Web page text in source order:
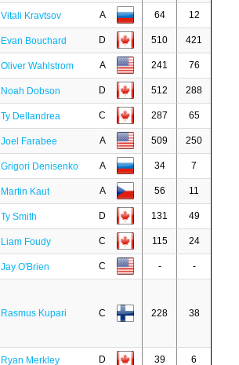
Vitali Kravtsov A 64 12
Evan Bouchard D 510 421
Oliver Wahlstrom A 241 76
Noah Dobson D 512 288
Ty Dellandrea C 287 65
Joel Farabee A 509 250
Grigori Denisenko A 34 7
Martin Kaut A 56 11
Ty Smith D 131 49
Liam Foudy C 115 24
Jay O'Brien C - -
Rasmus Kupari C 228 38
Ryan Merkley D 39 6